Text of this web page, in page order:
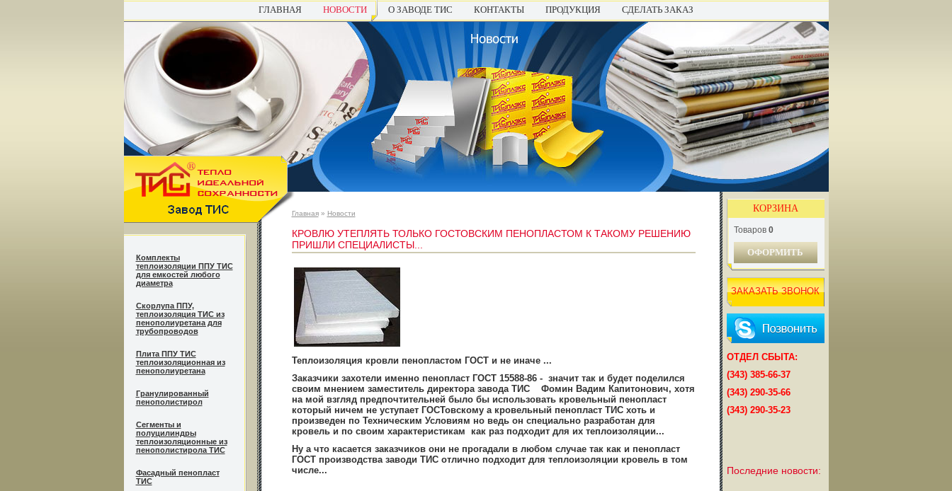
ГЛАВНАЯ НОВОСТИ О ЗАВОДЕ ТИС КОНТАКТЫ ПРОДУКЦИЯ СДЕЛАТЬ ЗАКАЗ
Комплекты
теплоизоляции ППУ ТИС
для емкостей любого
диаметра
Cкорлупа ППУ,
теплоизоляция ТИС из
пенополиуретана для
трубопроводов
Плита ППУ ТИС
теплоизоляционная из
пенополиуретана
Гранулированный
пенополистирол
Сегменты и
полуцилиндры
теплоизоляционные из
пенополистирола ТИС
Фасадный пенопласт
ТИС
Главная» Новости
КРОВЛЮ УТЕПЛЯТЬ ТОЛЬКО ГОСТОВСКИМ ПЕНОПЛАСТОМ К ТАКОМУ РЕШЕНИЮ
ПРИШЛИ СПЕЦИАЛИСТЫ...
Теплоизоляция кровли пенопластом ГОСТ и не иначе ...
Заказчики захотели именно пенопласт ГОСТ 15588-86 - значит так и будет поделился
своим мнением заместитель директора завода ТИС Фомин Вадим Капитонович, хотя
на мой взгляд предпочтительней было бы использовать кровельный пенопласт
который ничем не уступает ГОСТовскому а кровельный пенопласт ТИС хоть и
произведен по Техническим Условиям но ведь он специально разработан для
кровель и по своим характеристикам как раз подходит для их теплоизоляции...
Ну а что касается заказчиков они не прогадали в любом случае так как и пенопласт
ГОСТ производства заводи ТИС отлично подходит для теплоизоляции кровель в том
числе...
КОРЗИНА
Товаров 0
ОФОРМИТЬ
ЗАКАЗАТЬ ЗВОНОК
ОТДЕЛ СБЫТА:
(343) 385-66-37
(343) 290-35-66
(343) 290-35-23
Последние новости: